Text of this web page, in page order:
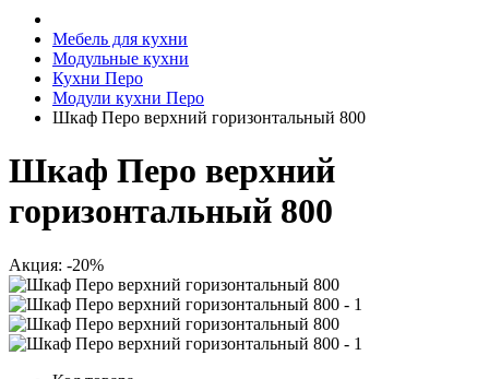
Мебель для кухни
Модульные кухни
Кухни Перо
Модули кухни Перо
Шкаф Перо верхний горизонтальный 800
Шкаф Перо верхний
горизонтальный 800
Акция: -20%